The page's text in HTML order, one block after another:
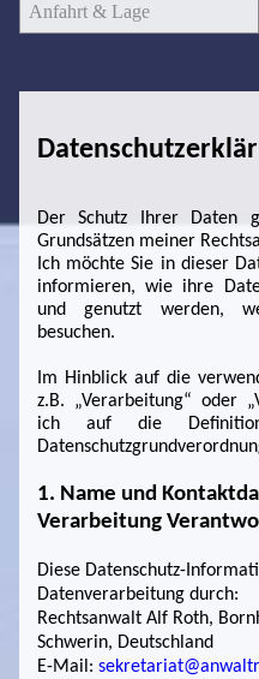
Anfahrt & Lage
Der Schutz Ihrer Daten
Grundsätzen meiner
Ich möchte Sie in dieser
informieren, wie ihre
und genutzt werden,
besuchen.
Im Hinblick auf die
z.B. „Verarbeitung“ oder
ich auf die
1. Name und
Verarbeitung
Diese Datenschutz-
Datenverarbeitung durch:
Rechtsanwalt Alf Roth,
Schwerin, Deutschland
E-Mail: